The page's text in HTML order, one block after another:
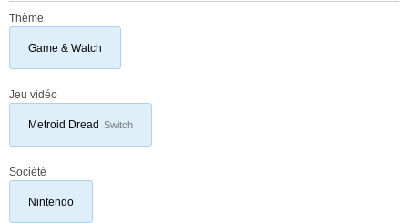
Thème
Game & Watch
Jeu vidéo
Metroid Dread Switch
Société
Nintendo